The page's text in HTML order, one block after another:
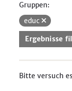
Gruppen:
educ
Ergebnisse
Bitte versuch